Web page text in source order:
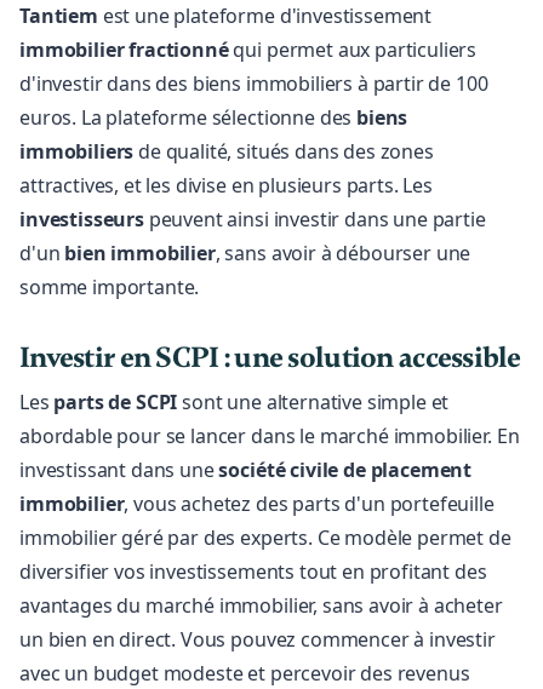
Tantiem est une plateforme d'investissement
immobilier fractionnéqui permet aux particuliers
d'investir dans des biens immobiliers à partir de 100
euros. La plateforme sélectionne des biens
immobiliers de qualité, situés dans des zones
attractives, et les divise en plusieurs parts. Les
investisseurspeuvent ainsi investir dans une partie
d'un bien immobilier, sans avoir à débourser une
somme importante.
Investir en SCPI : une solution accessible
Les parts de SCPIsont une alternative simple et
abordable pour se lancer dans le marché immobilier. En
investissant dans unesociété civile de placement
immobilier, vous achetez des parts d'un portefeuille
immobilier géré par des experts. Ce modèle permet de
diversifier vos investissements tout en profitant des
avantages du marché immobilier, sans avoir à acheter
un bien en direct. Vous pouvez commencer à investir
avec un budget modeste et percevoir des revenus